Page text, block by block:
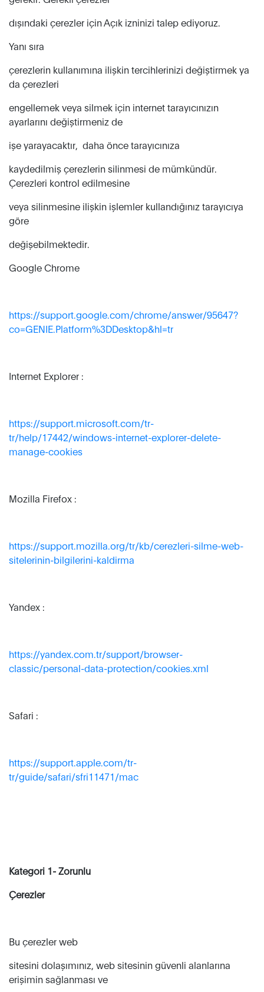
dışındaki çerezler için Açık izninizi talep ediyoruz.
Yanı sıra
çerezlerin kullanımına ilişkin tercihlerinizi değiştirmek ya
da çerezleri
engellemek veya silmek için internet tarayıcınızın
ayarlarını değiştirmeniz de
işe yarayacaktır, daha önce tarayıcınıza
kaydedilmiş çerezlerin silinmesi de mümkündür.
Çerezleri kontrol edilmesine
veya silinmesine ilişkin işlemler kullandığınız tarayıcıya
göre
değişebilmektedir.
Google Chrome
https://support.google.com/chrome/answer/95647?
co=GENIE.Platform%3DDesktop&hl=tr
Internet Explorer :
https://support.microsoft.com/tr-
tr/help/17442/windows-internet-explorer-delete-
manage-cookies
Mozilla Firefox :
https://support.mozilla.org/tr/kb/cerezleri-silme-web-
sitelerinin-bilgilerini-kaldirma
Yandex :
https://yandex.com.tr/support/browser-
classic/personal-data-protection/cookies.xml
Safari :
https://support.apple.com/tr-
tr/guide/safari/sfri11471/mac
Kategori 1- Zorunlu
Çerezler
Bu çerezler web
sitesini dolaşımınız, web sitesinin güvenli alanlarına
erişimin sağlanması ve